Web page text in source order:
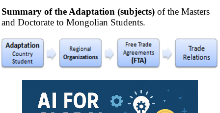
Related Online Masters and Doctorate. (Монгол улс.
Монгол улсын оюутнуудад зориулсан зөвлөмж).
Summary of the Adaptation (subjects) of the Masters
and Doctorate to Mongolian Students.